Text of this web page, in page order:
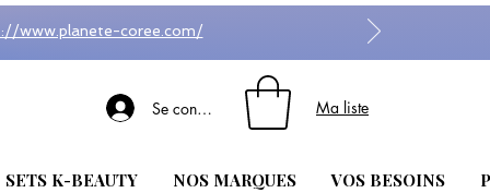
www.planete-coree.com/
Se connecter Ma liste
SETS K-BEAUTY NOS MARQUES VOS BESOINS